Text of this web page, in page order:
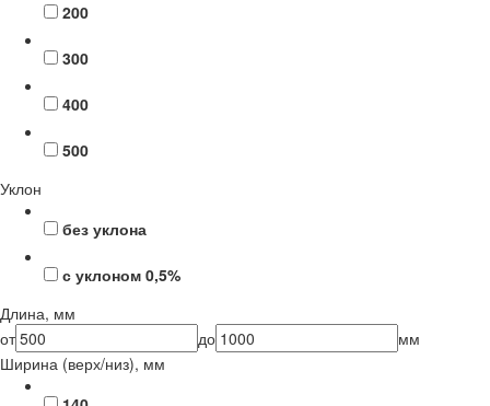
200
300
400
500
Уклон
без уклона
с уклоном 0,5%
Длина, мм
от
до
мм
Ширина (верх/низ), мм